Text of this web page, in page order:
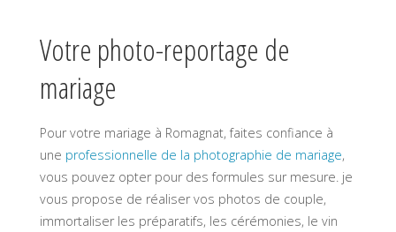
Votre photo-reportage de
mariage
Pour votre mariage à Romagnat, faites confiance à
une professionnelle de la photographie de mariage,
vous pouvez opter pour des formules sur mesure. je
vous propose de réaliser vos photos de couple,
immortaliser les préparatifs, les cérémonies, le vin